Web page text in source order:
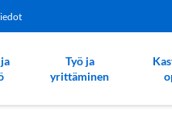
Työ ja
yrittäminen